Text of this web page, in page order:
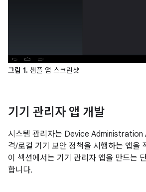
그림 1. 샘플 앱 스크린샷
기기 관리자 앱 개발
시스템 관리자는 Device Administration
격/로컬 기기 보안 정책을 시행하는 앱을
이 섹션에서는 기기 관리자 앱을 만드는
합니다.